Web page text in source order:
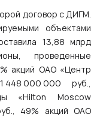
договор с ДИГМ.
объектами
13,88 млрд
проведенные
акций ОАО «Центр
448 000 000 руб.,
«Hilton Moscow
49% акций ОАО